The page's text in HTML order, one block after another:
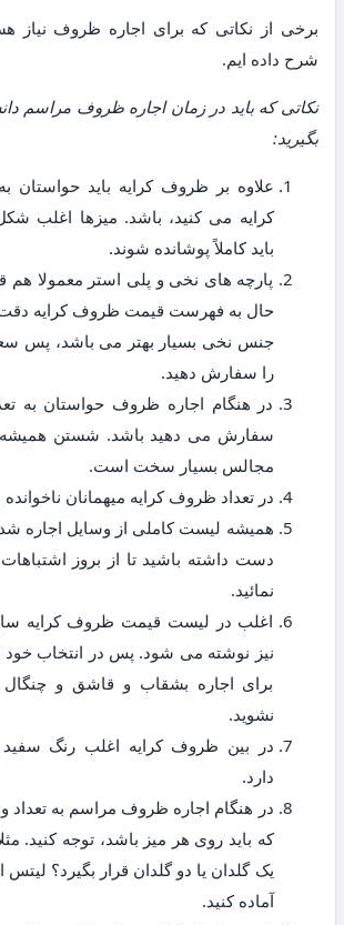
برخی از نکاتی که برای اجاره ظروف نیاز
شرح داده ایم.
نکاتی که باید در زمان اجاره ظروف مراسم
بگیرید:
علاوه بر ظروف کرایه باید حواستان
کرایه می کنید، باشد. میزها اغلب
باید کاملاً پوشانده شوند.
پارچه های نخی و پلی استر معمولا هم
حال به فهرست قیمت ظروف کرایه دقت
جنس نخی بسیار بهتر می باشد، پس
را سفارش دهید.
در هنگام اجاره ظروف حواستان به
سفارش می دهید باشد. شستن همیشه
مجالس بسیار سخت است.
در تعداد ظروف کرایه میهمانان
همیشه لیست کاملی از وسایل اجاره
دست داشته باشید تا از بروز
نمائید.
اغلب در لیست قیمت ظروف کرایه
نیز نوشته می شود. پس در انتخاب خود
برای اجاره بشقاب و قاشق و چنگال
نشوید.
در بین ظروف کرایه اغلب رنگ سفید
دارد.
در هنگام اجاره ظروف مراسم به تعداد
که باید روی هر میز باشد، توجه کنید.
یک گلدان یا دو گلدان قرار بگیرد؟ لیتس
آماده کنید.